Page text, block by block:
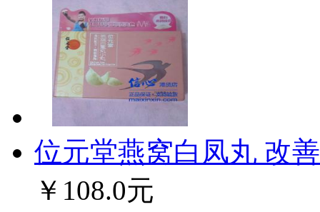
位元堂燕窝白凤丸 改
￥108.0元